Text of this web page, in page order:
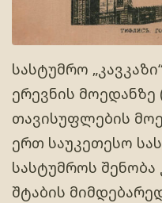
სასტუმრო
ერევნის
თავისუფლების
ერთ საუკეთესო
სასტუმროს შენობა
შტაბის